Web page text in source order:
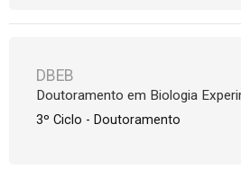
DBEB
Doutoramento em Biologia
3º Ciclo - Doutoramento